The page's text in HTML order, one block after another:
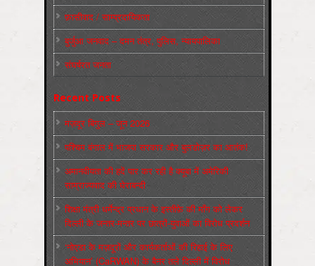
फ़ासीवाद / साम्‍प्रदायिकता
बुर्जुआ जनवाद – दमन तंत्र, पुलिस, न्‍यायपालिका
संघर्षरत जनता
Recent Posts
मज़दूर बिगुल – जून 2026
पश्चिम बंगाल में भाजपा सरकार और बुलडोज़र का आतंक!
अमानवीयता की हदें पार कर रही है क्यूबा में अमेरिकी
साम्राज्यवाद की घेराबन्दी
शिक्षा मंत्री धर्मेन्द्र प्रधान के इस्तीफ़े की माँग को लेकर
दिल्ली के जन्तर-मन्तर पर छात्रों-युवाओं का विरोध प्रदर्शन
‘नोएडा के मज़दूरों और कार्यकर्ताओं की रिहाई के लिए
अभियान’ (CaRWAN) के बैनर तले दिल्ली में विरोध